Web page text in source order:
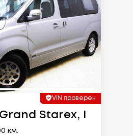
VIN проверен
Starex, I
км.